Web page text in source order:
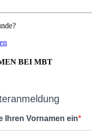
BEI MBT
Ihren Vornamen ein